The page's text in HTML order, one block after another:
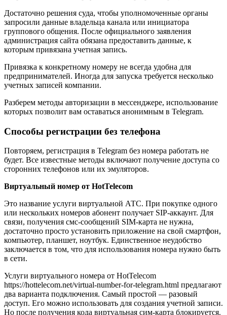
Достаточно решения суда, чтобы уполномоченные органы
запросили данные владельца канала или инициатора
группового общения. После официального заявления
администрация сайта обязана предоставить данные, к
которым привязана учетная запись.
Привязка к конкретному номеру не всегда удобна для
предпринимателей. Иногда для запуска требуется несколько
учетных записей компании.
Разберем методы авторизации в мессенджере, использование
которых позволит вам оставаться анонимным в Telegram.
Способы регистрации без телефона
Повторяем, регистрация в Telegram без номера работать не
будет. Все известные методы включают получение доступа со
сторонних телефонов или их эмуляторов.
Виртуальный номер от HotTelecom
Это название услуги виртуальной АТС. При покупке одного
или нескольких номеров абонент получает SIP-аккаунт. Для
связи, получения смс-сообщений SIM-карта не нужна,
достаточно просто установить приложение на свой смартфон,
компьютер, планшет, ноутбук. Единственное неудобство
заключается в том, что для использования номера нужно быть
в сети.
Услуги виртуального номера от HotTelecom
https://hottelecom.net/virtual-number-for-telegram.html предлагают
два варианта подключения. Самый простой — разовый
доступ. Его можно использовать для создания учетной записи.
Но после получения кода виртуальная сим-карта блокируется.